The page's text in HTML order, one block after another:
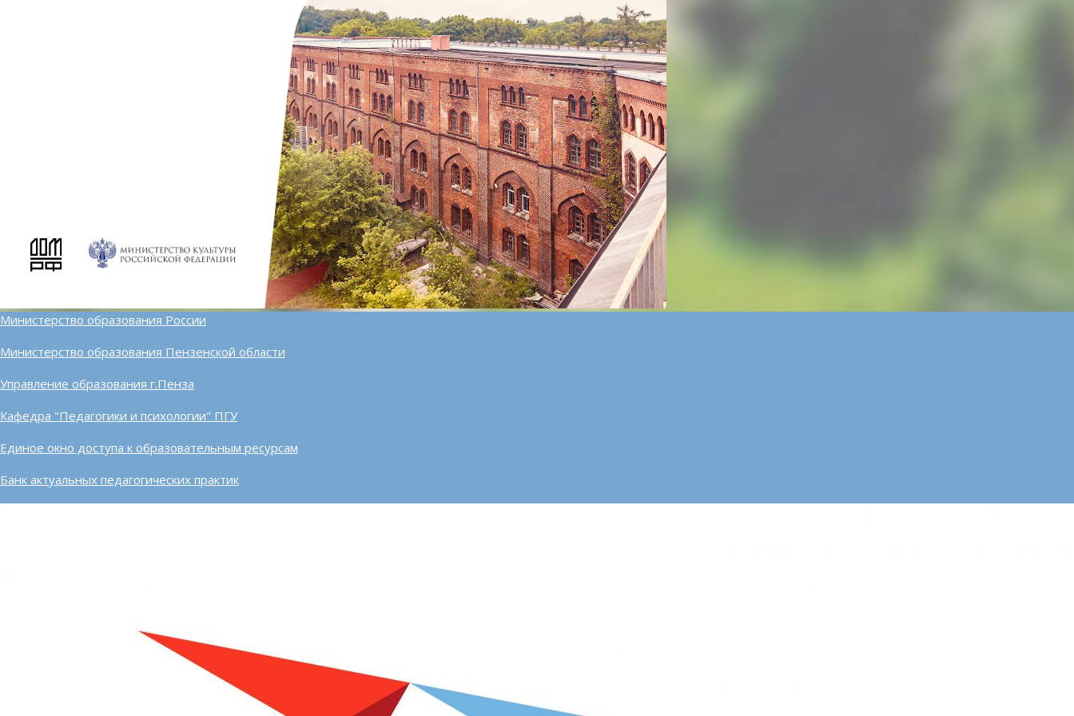
Министерство образования России
Министерство образования Пензенской области
Управление образования г.Пенза
Кафедра "Педагогики и психологии" ПГУ
Единое окно доступа к образовательным ресурсам
Банк актуальных педагогических практик